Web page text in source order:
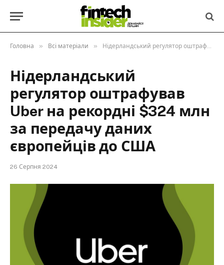
Головна » Всі матеріали » Нідерландський регулятор оштрафував Uber на рекордні $324 млн за передачу даних європейців до США
Нідерландський
регулятор оштрафував
Uber на рекордні $324 млн
за передачу даних
європейців до США
26 Серпня 2024